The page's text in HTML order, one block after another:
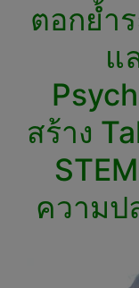
ตอกย้ำ
แ
สร้าง
ความป